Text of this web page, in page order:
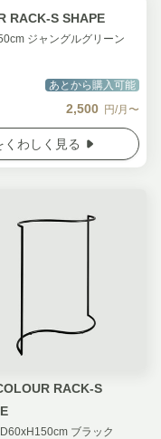
RACK-S SHAPE
ジャングルグリーン
あとから購入可能
2,500 円/月〜
くわしく見る
RACK-S
ブラック